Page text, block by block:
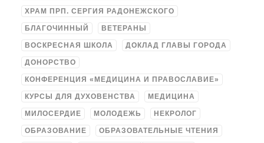
ХРАМ ПРП. СЕРГИЯ РАДОНЕЖСКОГО
БЛАГОЧИННЫЙ ВЕТЕРАНЫ
ВОСКРЕСНАЯ ШКОЛА ДОКЛАД ГЛАВЫ ГОРОДА
ДОНОРСТВО
КОНФЕРЕНЦИЯ «МЕДИЦИНА И ПРАВОСЛАВИЕ»
КУРСЫ ДЛЯ ДУХОВЕНСТВА МЕДИЦИНА
МИЛОСЕРДИЕ МОЛОДЕЖЬ НЕКРОЛОГ
ОБРАЗОВАНИЕ ОБРАЗОВАТЕЛЬНЫЕ ЧТЕНИЯ